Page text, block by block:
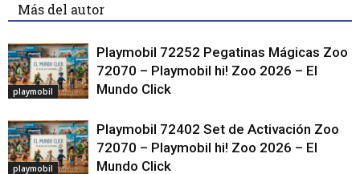
Más del autor
playmobil
Playmobil 72252 Pegatinas Mágicas Zoo
72070 – Playmobil hi! Zoo 2026 – El
Mundo Click
playmobil
Playmobil 72402 Set de Activación Zoo
72070 – Playmobil hi! Zoo 2026 – El
Mundo Click